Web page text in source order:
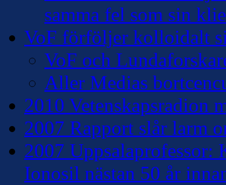
samma fel som sin
VoF förföljer kolloidalt
VoF och
Aller Medias
2010 Vetenskapsradion
2007 Rapport slår larm
2007 Uppsalaprofessor:
Ionosil nästan 50 år